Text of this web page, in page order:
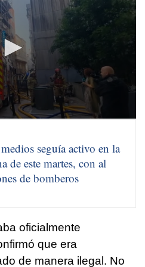
seguía activo en la
de este martes, con al
de bomberos
oficialmente
que era
de manera ilegal. No